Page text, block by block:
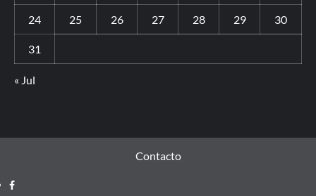
24 25 26 27 28 29 30
31
« Jul
Contacto